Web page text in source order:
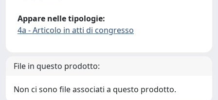
Appare nelle tipologie:
4a - Articolo in atti di congresso
File in questo prodotto:
Non ci sono file associati a questo prodotto.